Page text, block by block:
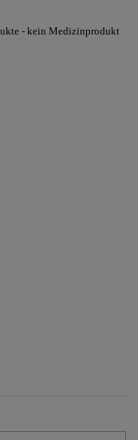
- kein Medizinprodukt